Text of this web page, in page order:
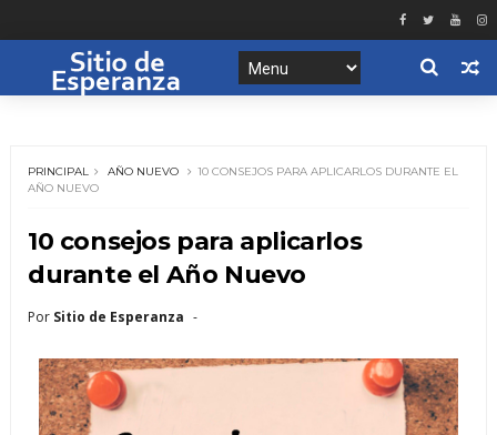
PRINCIPAL AÑO NUEVO
10 CONSEJOS PARA APLICARLOS DURANTE EL
AÑO NUEVO
10 consejos para aplicarlos
durante el Año Nuevo
Por Sitio de Esperanza